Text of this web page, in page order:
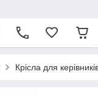
Крісла для